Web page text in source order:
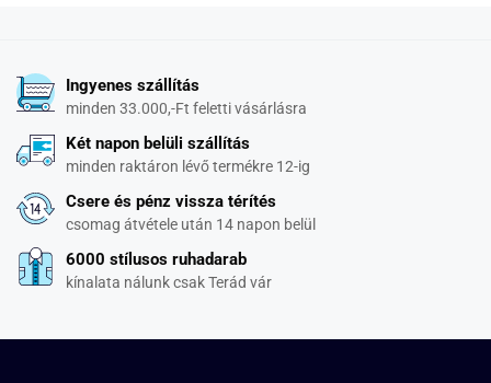
Ingyenes szállítás
minden 33.000,-Ft feletti vásárlásra
Két napon belüli szállítás
minden raktáron lévő termékre 12-ig
Csere és pénz vissza térítés
csomag átvétele után 14 napon belül
6000 stílusos ruhadarab
kínalata nálunk csak Terád vár